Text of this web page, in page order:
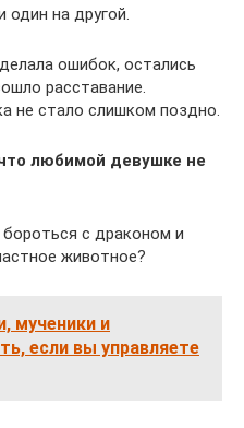
один на другой.
ошибок, остались
расставание.
не стало слишком поздно.
любимой девушке не
бороться с драконом и
животное?
мученики и
если вы управляете